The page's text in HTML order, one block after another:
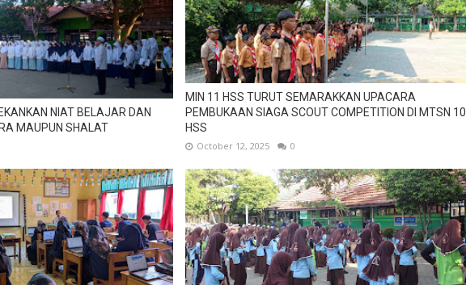
NIAT BELAJAR DAN
MAUPUN SHALAT
MIN 11 HSS TURUT SEMARAKKAN UPACARA
PEMBUKAAN SIAGA SCOUT COMPETITION DI MTSN 10
HSS
October 12, 2025 0